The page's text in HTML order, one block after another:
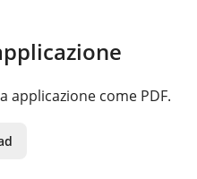
applicazione come PDF.